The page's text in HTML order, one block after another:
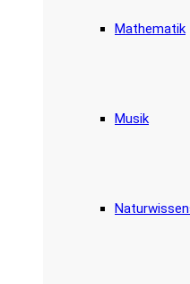
Mathematik
Musik